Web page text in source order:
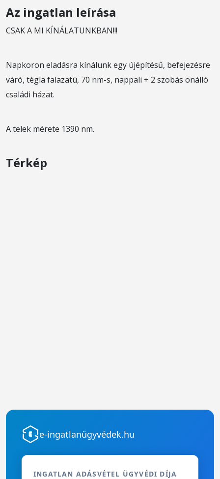
Az ingatlan leírása
CSAK A MI KÍNÁLATUNKBAN!!!
Napkoron eladásra kínálunk egy újépítésű, befejezésre
váró, tégla falazatú, 70 nm-s, nappali + 2 szobás önálló
családi házat.
A telek mérete 1390 nm.
Térkép
e-ingatlanügyvédek.hu
INGATLAN ADÁSVÉTEL ÜGYVÉDI DÍJA